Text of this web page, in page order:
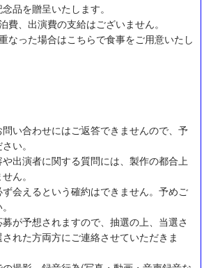
品を贈呈いたします。
費、出演費の支給はございません。
なった場合はこちらで食事をご用意いたし
問い合わせにはご返答できませんので、予
い。
や出演者に関する質問には、製作の都合上
ん。
ず会えるという確約はできません。予めご
募が予想されますので、抽選の上、当選さ
れた方両方にご連絡させていただきま